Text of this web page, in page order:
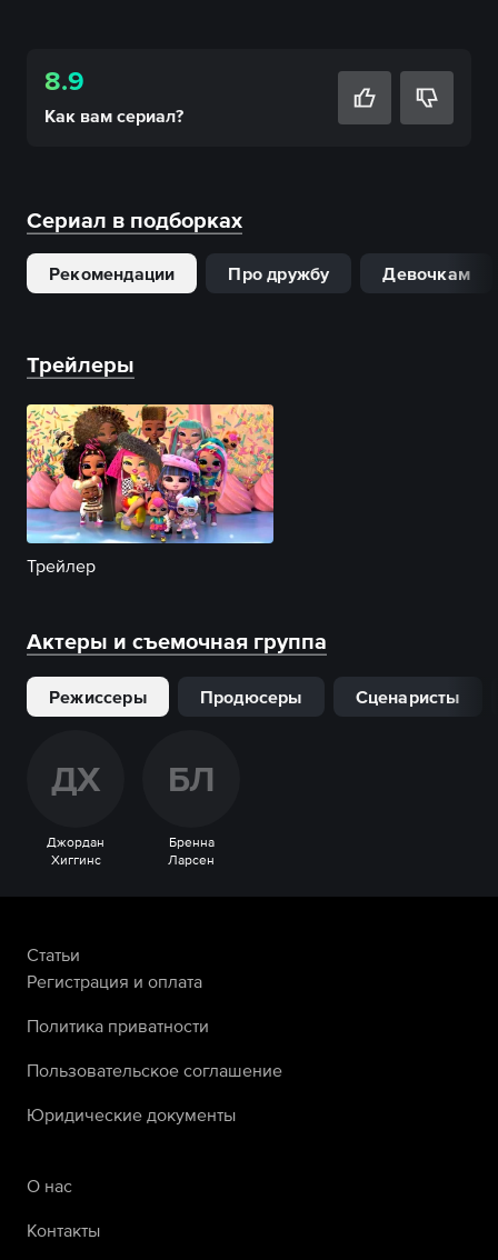
8.9
Как вам сериал?
Сериал в подборках
Рекомендации Про дружбу Девочкам
Трейлеры
Трейлер
Актеры и съемочная группа
Режиссеры Продюсеры Сценаристы
ДХ
Джордан
Хиггинс
БЛ
Бренна
Ларсен
Статьи
Регистрация и оплата
Политика приватности
Пользовательское соглашение
Юридические документы
О нас
Контакты